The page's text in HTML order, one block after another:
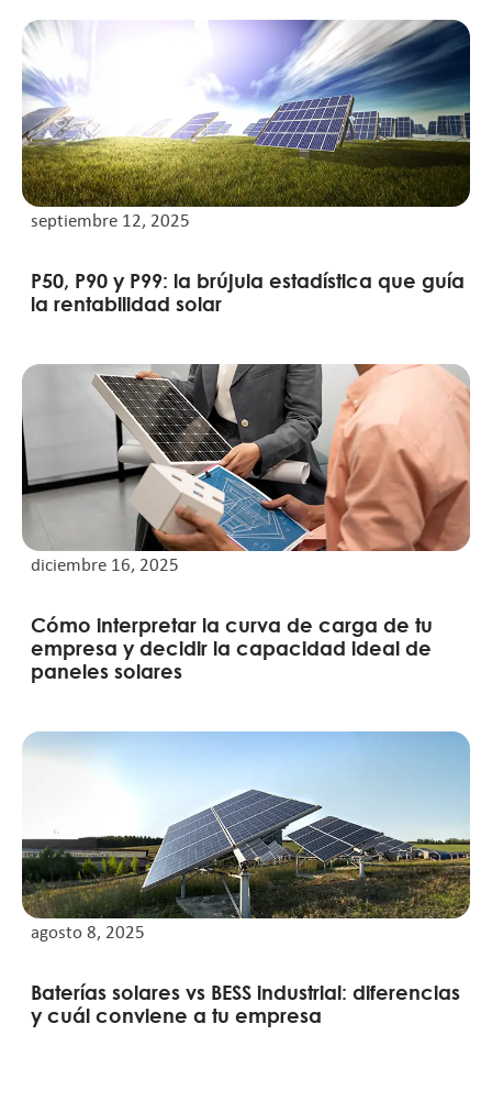
septiembre 12, 2025
P50, P90 y P99: la brújula estadística que guía
la rentabilidad solar
diciembre 16, 2025
Cómo interpretar la curva de carga de tu
empresa y decidir la capacidad ideal de
paneles solares
agosto 8, 2025
Baterías solares vs BESS industrial: diferencias
y cuál conviene a tu empresa